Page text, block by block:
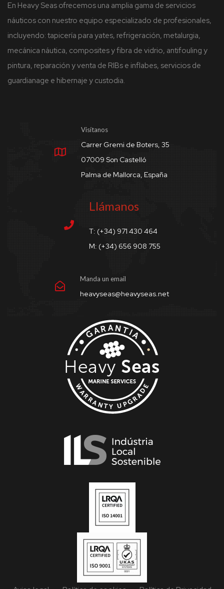
En Heavy Seas ofrecemos una amplia gama de servicios
náuticos con nuestro equipo especializado de profesionales,
incluyendo: tapicería para yates, refrigeración, metalurgia,
mecánica náutica, composites y fibra de vidrio, antifouling y
pintura, reparación y venta de RIBs e inflabes, servicios de
guardianage e hibernaje y custodia.
Visítanos
Carrer Gremi de Boters, 35
07009 Son Castelló
Palma de Mallorca, España
Llámanos
T: (+34) 971 430 464
M: (+34) 656 908 755
Manda un email
heavyseas@heavyseas.net